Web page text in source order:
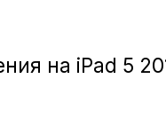
на iPad 5